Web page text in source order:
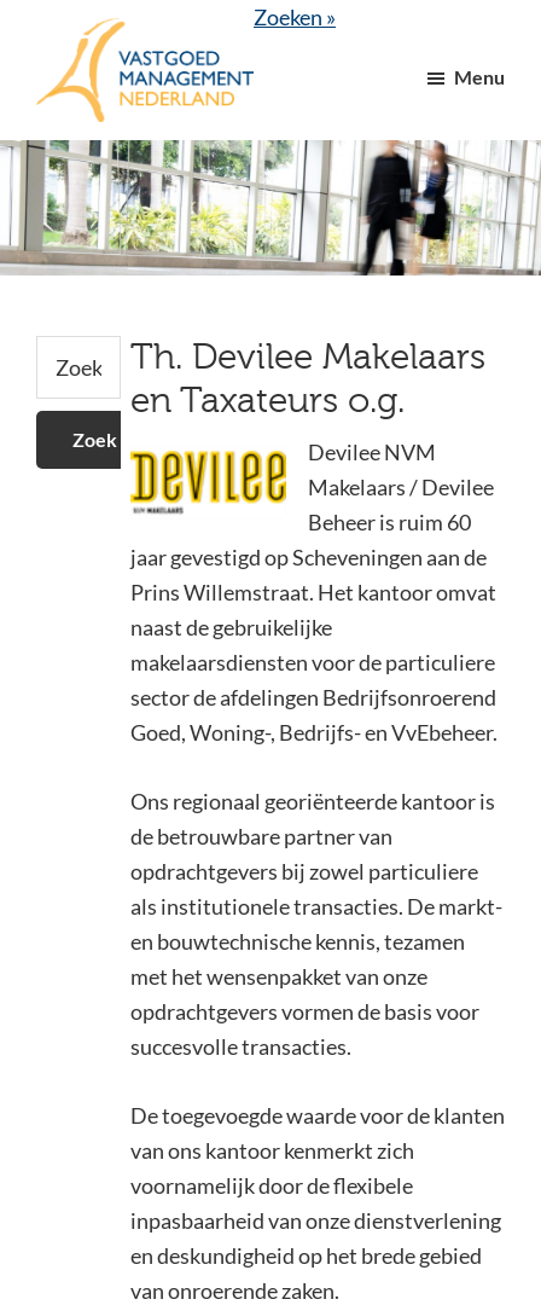
inhoud
sidebar
sidebar
VGM
NL
dé
branchevereniging
voor
vastgoed-
en
Zoeken »
Menu
Th. Devilee Makelaars
en Taxateurs o.g.
Devilee NVM
Makelaars / Devilee
Beheer is ruim 60
jaar gevestigd op Scheveningen aan de
Prins Willemstraat. Het kantoor omvat
naast de gebruikelijke
makelaarsdiensten voor de particuliere
sector de afdelingen Bedrijfsonroerend
Goed, Woning-, Bedrijfs- en VvEbeheer.
Ons regionaal georiënteerde kantoor is
de betrouwbare partner van
opdrachtgevers bij zowel particuliere
als institutionele transacties. De markt-
en bouwtechnische kennis, tezamen
met het wensenpakket van onze
opdrachtgevers vormen de basis voor
succesvolle transacties.
De toegevoegde waarde voor de klanten
van ons kantoor kenmerkt zich
voornamelijk door de flexibele
inpasbaarheid van onze dienstverlening
en deskundigheid op het brede gebied
van onroerende zaken.
Secundaire
Sidebar
op
deze
website